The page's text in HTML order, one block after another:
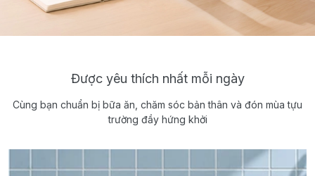
Được yêu thích nhất mỗi ngày
Cùng bạn chuẩn bị bữa ăn, chăm sóc bản thân và đón mùa tựu
trường đầy hứng khởi